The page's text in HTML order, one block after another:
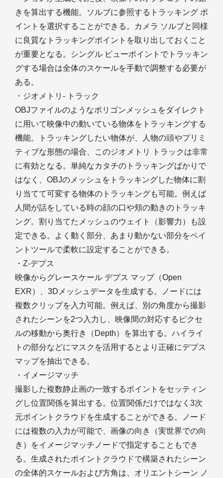
きを算出する機能。ソルブに参照するトラッキング ポ
イントを選択することができる。カメラ ソルブと同様
に良質なトラッキングポイントを取り出しておくこと
が重要となる。シングル ビューポイントでトラッキン
グする場合は全体のスケールを手動で調整する必要が
ある。
・ジオメトリ- トラック
OBJファイルのようなポリゴンメッシュをダイレクト
に用いて映像中の動いている物体をトラッキングする
機能。トラッキングしたい物体が、人物の頭やプリミ
ティブな形態の場合、このジオメトリ トラックは非常
に有効となる。単純なカタチのトラッキングばかりで
はなく、OBJのメッシュをトラッキングした物体に割
り当てて可変する物体のトラッキングも可能。例えば
人間が話をしている時の顔の口や頬の動きのトラッキ
ング。割り当てたメッシュのウェイト（影響力）も設
定できる。よく動く部分、あまり動かない部分をペイ
ントツールで柔軟に設定することができる。
・Z-デプス
映像からグレースケール デプス マップ（Open
EXR）、3Dメッシュデータを生成する。ノードには
複数クリップを入力可能。例えば、別の角度から撮影
されたシーンを2つ入力し、映像間の対応するピクセ
ルの移動から奥行き（Depth）を算出する。ハイライ
トの部分などにマスクを活用するとより正確にデプス
マップを抽出できる。
・イメージマッチ
撮影した複数静止画の一致するポイントをセッティン
グし位置関係を算出する。位置関係だけではなく3次
元ポイントクラウドを生成することができる。ノード
には複数の入力が可能で、画像の向き（実世界での向
き）をイメージマッチノードで指定することもでき
る。生成されたポイントクラウドで構築されたシーン
の全体的スケールおよび方角は、オリエントシーン ノ